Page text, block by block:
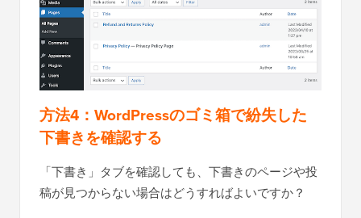
方法4： WordPressのゴミ箱で紛失した
下書きを確認する
「下書き」タブを確認しても、下書きのページや投
稿が見つからない場合はどうすればよいですか？